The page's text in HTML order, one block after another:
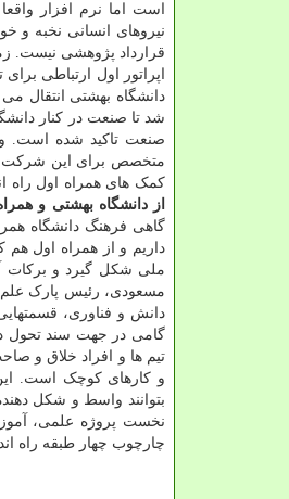
است اما نرم افزار
نیروهای انسانی نخبه و
قرارداد پژوهشی نیست.
اپراتور اول ارتباطی
دانشگاه بهشتی انتقال می
شد تا صنعت در کنار
صنعت تاکید شده است.
کمک های همراه اول راه
از دانشگاه بهشتی و
گاهی فرهنگ دانشگاه
داریم و از همراه اول
ملی شکل گیرد و برکات
مسعودی، رئیس پارک علم
دانش و فناوری،
گامی در جهت سند تحول
تیم ها و افراد خلاق و
و کارهای کوچک است.
بتوانند واسط و شکل
چارچوب چهار طبقه راه